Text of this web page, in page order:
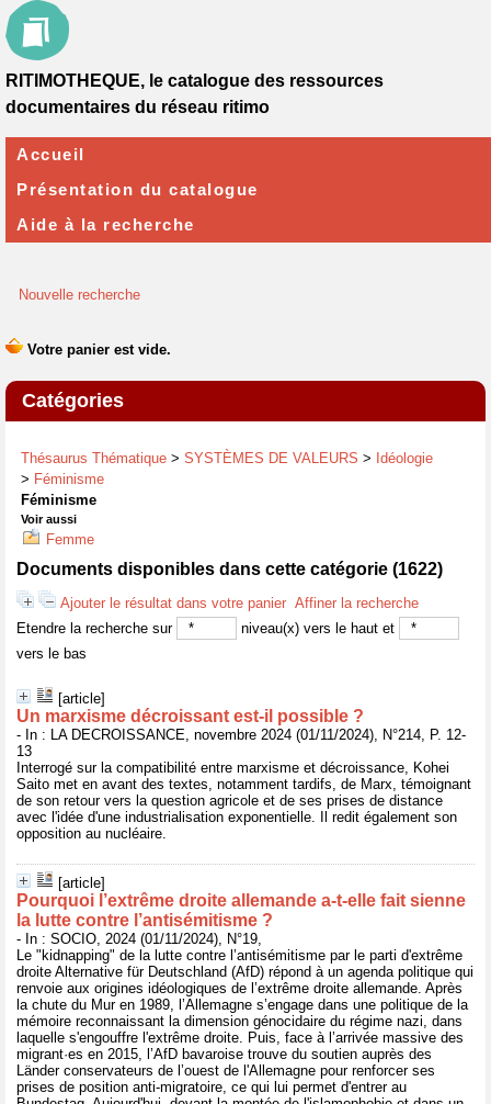
Nouvelle recherche
Catégories
Thésaurus Thématique > SYSTÈMES DE VALEURS > Idéologie
> Féminisme
Féminisme
Voir aussi
Femme
Documents disponibles dans cette catégorie (1622)
Ajouter le résultat dans votre panier Affiner la recherche
Etendre la recherche sur
niveau(x) vers le haut et
vers le bas
[article]
Un marxisme décroissant est-il possible ?
- In : LA DECROISSANCE, novembre 2024 (01/11/2024), N°214, P. 12-
13
Interrogé sur la compatibilité entre marxisme et décroissance, Kohei
Saito met en avant des textes, notamment tardifs, de Marx, témoignant
de son retour vers la question agricole et de ses prises de distance
avec l'idée d'une industrialisation exponentielle. Il redit également son
opposition au nucléaire.
[article]
Pourquoi l’extrême droite allemande a-t-elle fait sienne
la lutte contre l’antisémitisme ?
- In : SOCIO, 2024 (01/11/2024), N°19,
Le "kidnapping" de la lutte contre l’antisémitisme par le parti d'extrême
droite Alternative für Deutschland (AfD) répond à un agenda politique qui
renvoie aux origines idéologiques de l’extrême droite allemande. Après
la chute du Mur en 1989, l’Allemagne s’engage dans une politique de la
mémoire reconnaissant la dimension génocidaire du régime nazi, dans
laquelle s'engouffre l'extrême droite. Puis, face à l’arrivée massive des
migrant·es en 2015, l’AfD bavaroise trouve du soutien auprès des
Länder conservateurs de l’ouest de l'Allemagne pour renforcer ses
prises de position anti-migratoire, ce qui lui permet d'entrer au
RITIMOTHEQUE, le catalogue des ressources
documentaires du réseau ritimo
Accueil
Présentation du catalogue
Aide à la recherche